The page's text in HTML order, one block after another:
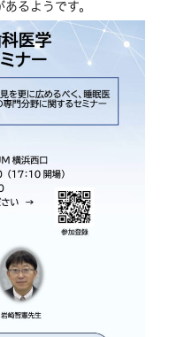
るようです。